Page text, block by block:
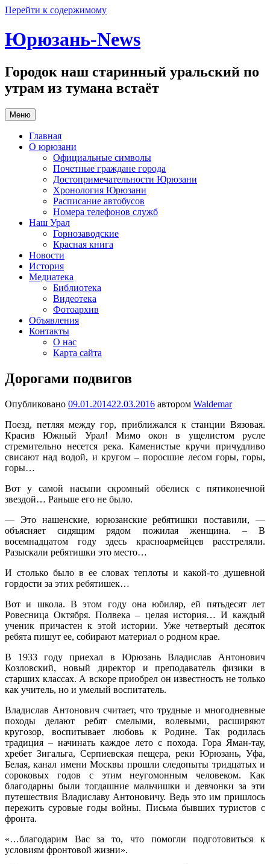
Перейти к содержимому
Юрюзань-News
Городок наш старинный уральский по
утрам из тумана встаёт
Меню
Главная
О юрюзани
Официальные символы
Почетные граждане города
Достопримечательности Юрюзани
Хронология Юрюзани
Расписание автобусов
Номера телефонов служб
Наш Урал
Горнозаводские
Красная книга
Новости
История
Медиатека
Библиотека
Видеотека
Фотоархив
Объявления
Контакты
О нас
Карта сайта
Дорогами подвигов
Опубликовано 09.01.201422.03.2016 автором Waldemar
Поезд, петляя между гор, приближался к станции Вязовая.
Красив Южный Урал! Мимо окон в ущелистом русле
стремительно несется река. Каменистые кручи причудливо
свисают над водой, и кругом – поросшие лесом горы, горы,
горы…
Вот у самой насыпи скромный обелиск с пятиконечной
звездой… Раньше его не было.
— Это нашенские, юрюзанские ребятишки поставили, —
объясняет сидящим рядом пожилая женщина. – В
восемнадцатом году здесь красноармейцев расстреляли.
Разыскали ребятишки это место…
И столько было в ее словах теплоты и какой-то душевной
гордости за этих ребятишек…
Вот и школа. В этом году она юбиляр, ей пятьдесят лет
Ровесница Октября. Полвека – целая история… И каждый
ученик причастен к этой истории. Уже четвертый десяток
ребята пишут ее, собирают материал о родном крае.
В 1933 году приехал в Юрюзань Владислав Антонович
Козловский, новый директор и преподаватель физики в
старших классах. А вскоре приобрел он известность не только
как учитель, но и умелый воспитатель.
Владислав Антонович считает, что трудные и многодневные
походы делают ребят смелыми, волевыми, расширяют
кругозор, воспитывает любовь к Родине. Так родилась
традиция – начинать каждое лето с похода. Гора Яман-тау,
хребет Зигальга, Серпиевская пещера, реки Юрюзань, Уфа,
Белая, канал имени Москвы прошли следопыты тридцатых и
сороковых годов с этим неугомонным человеком. Как
благодарны были тогдашние мальчишки и девчонки за эти
путешествия Владиславу Антоновичу. Ведь это им пришлось
пережить суровые годы войны. Письма бывших туристов с
фронта.
«…благодарим Вас за то, что помогли подготовиться к
условиям фронтовой жизни».